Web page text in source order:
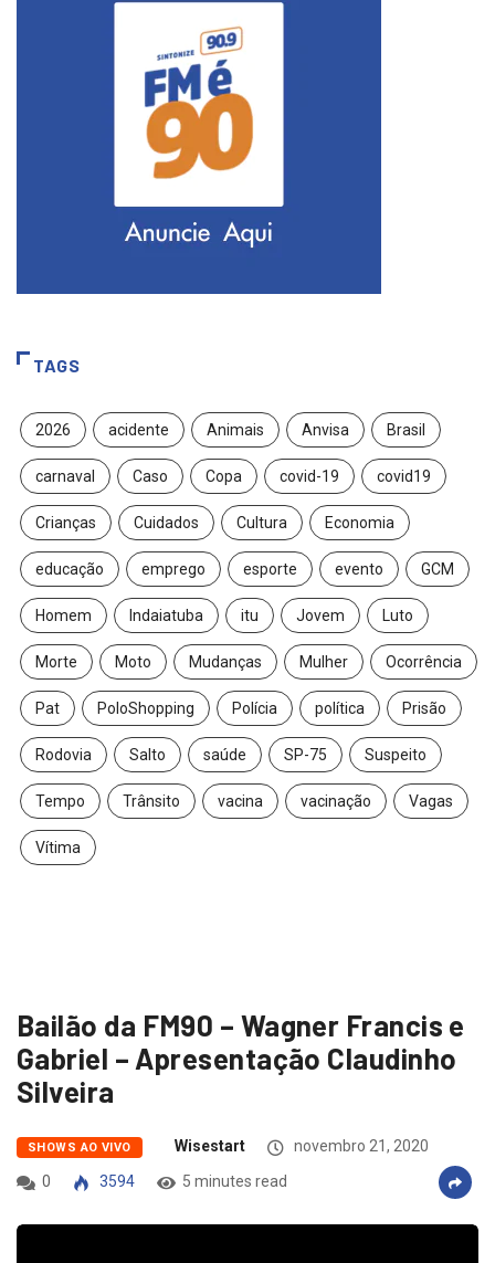
TAGS
2026 acidente Animais Anvisa Brasil
carnaval Caso Copa covid-19 covid19
Crianças Cuidados Cultura Economia
educação emprego esporte evento GCM
Homem Indaiatuba itu Jovem Luto
Morte Moto Mudanças Mulher Ocorrência
Pat PoloShopping Polícia política Prisão
Rodovia Salto saúde SP-75 Suspeito
Tempo Trânsito vacina vacinação Vagas
Vítima
Bailão da FM90 – Wagner Francis e
Gabriel – Apresentação Claudinho
Silveira
SHOWS AO VIVO Wisestart
novembro 21, 2020
0
3594 5 minutes read